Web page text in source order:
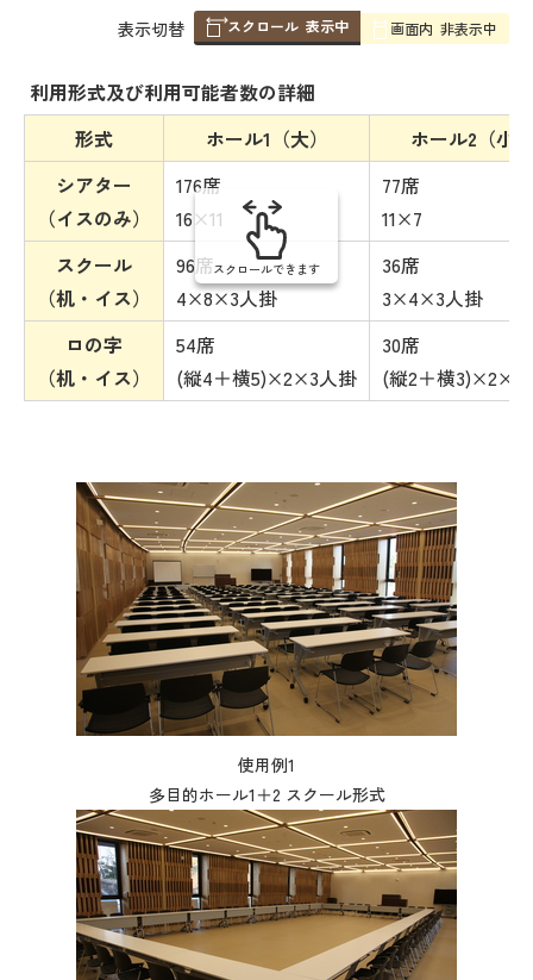
表
み
の
表示切替 スクロール 表示中 画面内 非表示中
利用形式及び利用可能者数の詳細
形式
ホール1（大）
ホール2（小）
シアター
（イスのみ）
176席
16×11
77席
11×7
スクール
（机・イス）
96席
4×8×3人掛
36席
3×4×3人掛
ロの字
（机・イス）
54席
(縦4＋横5)×2×3人掛
30席
(縦2＋横3)×2×3
スクロールできます
使用例1
多目的ホール1＋2 スクール形式